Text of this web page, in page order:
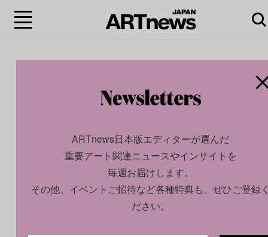
ARTnews日本版エディターが選んだ
重要アート関連ニュースやインサイトを
毎週お届けします。
その他、イベントご招待など各種特典も。ぜひご登録
ださい。